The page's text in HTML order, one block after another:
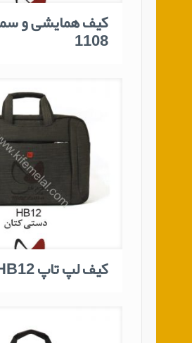
کیف همایشی و
1108
کیف لپ تاپ HB12